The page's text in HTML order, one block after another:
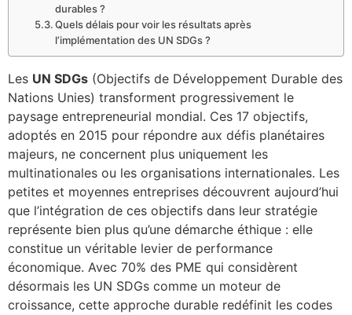
durables ?
Quels délais pour voir les résultats après
l’implémentation des UN SDGs ?
Les UN SDGs (Objectifs de Développement Durable des
Nations Unies) transforment progressivement le
paysage entrepreneurial mondial. Ces 17 objectifs,
adoptés en 2015 pour répondre aux défis planétaires
majeurs, ne concernent plus uniquement les
multinationales ou les organisations internationales. Les
petites et moyennes entreprises découvrent aujourd’hui
que l’intégration de ces objectifs dans leur stratégie
représente bien plus qu’une démarche éthique : elle
constitue un véritable levier de performance
économique. Avec 70% des PME qui considèrent
désormais les UN SDGs comme un moteur de
croissance, cette approche durable redéfinit les codes